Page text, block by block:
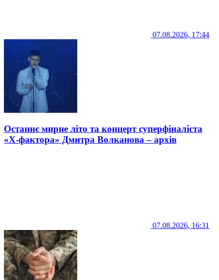
07.08.2026, 17:44
Останнє мирне літо та концерт суперфіналіста
«Х-фактора» Дмитра Волканова – архів
07.08.2026, 16:31